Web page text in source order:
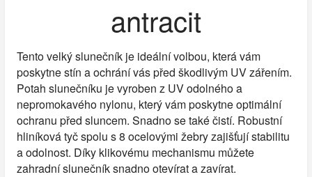
antracit
Tento velký slunečník je ideální volbou, která vám
poskytne stín a ochrání vás před škodlivým UV zářením.
Potah slunečníku je vyroben z UV odolného a
nepromokavého nylonu, který vám poskytne optimální
ochranu před sluncem. Snadno se také čistí. Robustní
hliníková tyč spolu s 8 ocelovými žebry zajišťují stabilitu
a odolnost. Díky klikovému mechanismu můžete
zahradní slunečník snadno otevírat a zavírat.